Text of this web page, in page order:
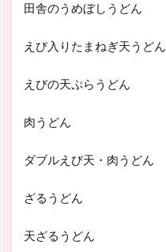
田舎のうめぼしうどん
えび入りたまねぎ天うどん
えびの天ぷらうどん
肉うどん
ダブルえび天・肉うどん
ざるうどん
天ざるうどん